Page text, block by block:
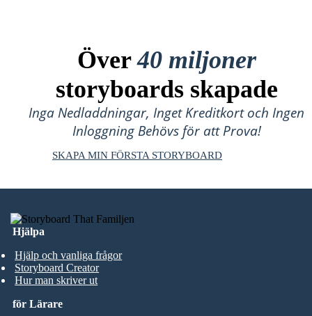
Över40 miljoner
storyboards skapade
Inga Nedladdningar, Inget Kreditkort och Ingen
Inloggning Behövs för att Prova!
SKAPA MIN FÖRSTA STORYBOARD
Hjälpa
Hjälp och vanliga frågor
Storyboard Creator
Hur man skriver ut
för Lärare